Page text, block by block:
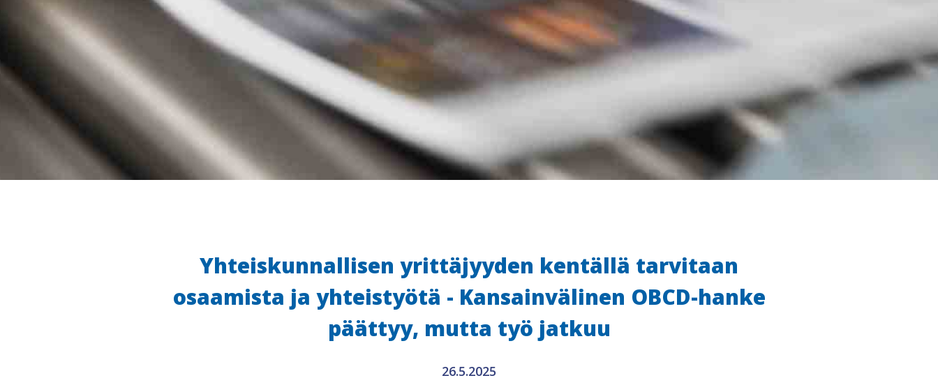
Yhteiskunnallisen yrittäjyyden kentällä tarvitaan
osaamista ja yhteistyötä - Kansainvälinen OBCD-hanke
päättyy, mutta työ jatkuu
26.5.2025